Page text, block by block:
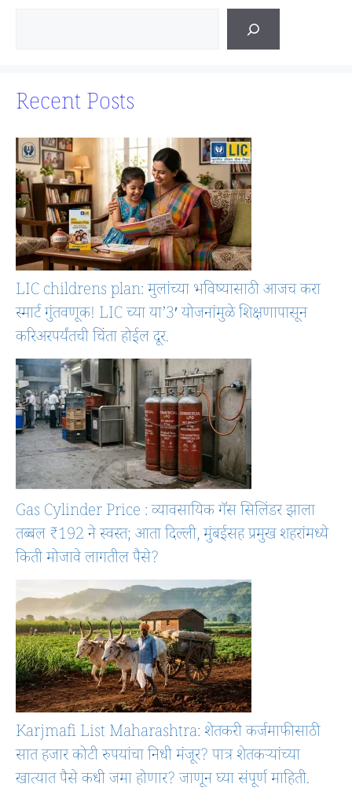
Recent Posts
LIC childrens plan: मुलांच्या भविष्यासाठी आजच करा
स्मार्ट गुंतवणूक! LIC च्या या’3′ योजनांमुळे शिक्षणापासून
करिअरपर्यंतची चिंता होईल दूर.
Gas Cylinder Price : व्यावसायिक गॅस सिलिंडर झाला
तब्बल ₹192 ने स्वस्त; आता दिल्ली, मुंबईसह प्रमुख शहरांमध्ये
किती मोजावे लागतील पैसे?
Karjmafi List Maharashtra: शेतकरी कर्जमाफीसाठी
सात हजार कोटी रुपयांचा निधी मंजूर? पात्र शेतकऱ्यांच्या
खात्यात पैसे कधी जमा होणार? जाणून घ्या संपूर्ण माहिती.